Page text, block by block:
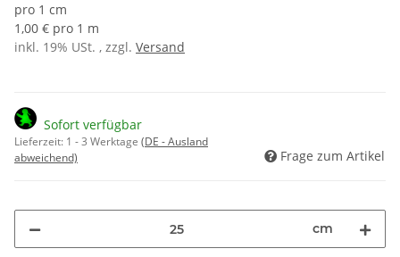
pro 1 cm
1,00 € pro 1 m
inkl. 19% USt. , zzgl. Versand
Sofort verfügbar
Lieferzeit: 1 - 3 Werktage (DE - Ausland
abweichend)
Frage zum Artikel
cm